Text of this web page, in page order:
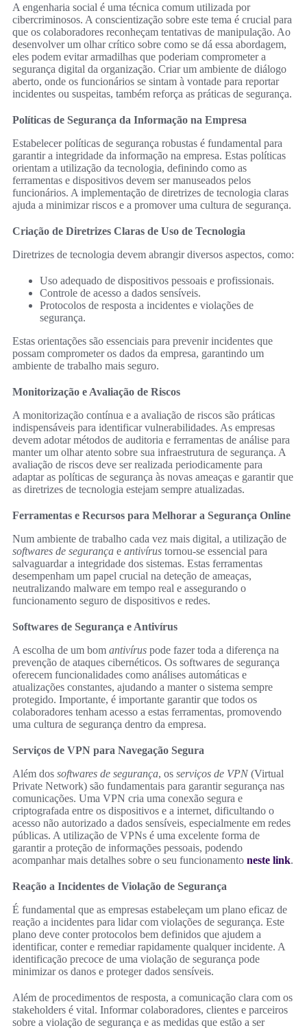
A engenharia social é uma técnica comum utilizada por
cibercriminosos. A conscientização sobre este tema é crucial para
que os colaboradores reconheçam tentativas de manipulação. Ao
desenvolver um olhar crítico sobre como se dá essa abordagem,
eles podem evitar armadilhas que poderiam comprometer a
segurança digital da organização. Criar um ambiente de diálogo
aberto, onde os funcionários se sintam à vontade para reportar
incidentes ou suspeitas, também reforça as práticas de segurança.
Políticas de Segurança da Informação na Empresa
Estabelecer políticas de segurança robustas é fundamental para
garantir a integridade da informação na empresa. Estas políticas
orientam a utilização da tecnologia, definindo como as
ferramentas e dispositivos devem ser manuseados pelos
funcionários. A implementação de diretrizes de tecnologia claras
ajuda a minimizar riscos e a promover uma cultura de segurança.
Criação de Diretrizes Claras de Uso de Tecnologia
Diretrizes de tecnologia devem abrangir diversos aspectos, como:
Uso adequado de dispositivos pessoais e profissionais.
Controle de acesso a dados sensíveis.
Protocolos de resposta a incidentes e violações de
segurança.
Estas orientações são essenciais para prevenir incidentes que
possam comprometer os dados da empresa, garantindo um
ambiente de trabalho mais seguro.
Monitorização e Avaliação de Riscos
A monitorização contínua e a avaliação de riscos são práticas
indispensáveis para identificar vulnerabilidades. As empresas
devem adotar métodos de auditoria e ferramentas de análise para
manter um olhar atento sobre sua infraestrutura de segurança. A
avaliação de riscos deve ser realizada periodicamente para
adaptar as políticas de segurança às novas ameaças e garantir que
as diretrizes de tecnologia estejam sempre atualizadas.
Ferramentas e Recursos para Melhorar a Segurança Online
Num ambiente de trabalho cada vez mais digital, a utilização de
softwares de segurança e antivírus tornou-se essencial para
salvaguardar a integridade dos sistemas. Estas ferramentas
desempenham um papel crucial na deteção de ameaças,
neutralizando malware em tempo real e assegurando o
funcionamento seguro de dispositivos e redes.
Softwares de Segurança e Antivírus
A escolha de um bom antivírus pode fazer toda a diferença na
prevenção de ataques cibernéticos. Os softwares de segurança
oferecem funcionalidades como análises automáticas e
atualizações constantes, ajudando a manter o sistema sempre
protegido. Importante, é importante garantir que todos os
colaboradores tenham acesso a estas ferramentas, promovendo
uma cultura de segurança dentro da empresa.
Serviços de VPN para Navegação Segura
Além dos softwares de segurança, os serviços de VPN(Virtual
Private Network) são fundamentais para garantir segurança nas
comunicações. Uma VPN cria uma conexão segura e
criptografada entre os dispositivos e a internet, dificultando o
acesso não autorizado a dados sensíveis, especialmente em redes
públicas. A utilização de VPNs é uma excelente forma de
garantir a proteção de informações pessoais, podendo
acompanhar mais detalhes sobre o seu funcionamento neste link.
Reação a Incidentes de Violação de Segurança
É fundamental que as empresas estabeleçam um plano eficaz de
reação a incidentes para lidar com violações de segurança. Este
plano deve conter protocolos bem definidos que ajudem a
identificar, conter e remediar rapidamente qualquer incidente. A
identificação precoce de uma violação de segurança pode
minimizar os danos e proteger dados sensíveis.
Além de procedimentos de resposta, a comunicação clara com os
stakeholders é vital. Informar colaboradores, clientes e parceiros
sobre a violação de segurança e as medidas que estão a ser